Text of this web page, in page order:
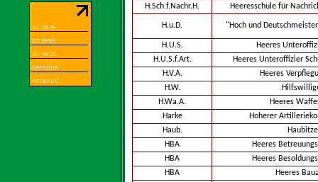
H.Sch.f.Nachr.H.
Heeresschule für
H.u.D. "Hoch und
H.U.S.
Heeres
H.U.S.f.Art.
Heeres Unteroffizier
H.V.A.
Heeres
H.W.
H.Wa.A.
Heeres
Harke
Hoherer
Haub.
Haubitze
HBA
Heeres
HBA
Heeres
HBA
Heeres